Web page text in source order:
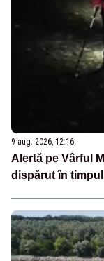
9 aug. 2026, 12:16
Alertă pe Vârful
dispărut în